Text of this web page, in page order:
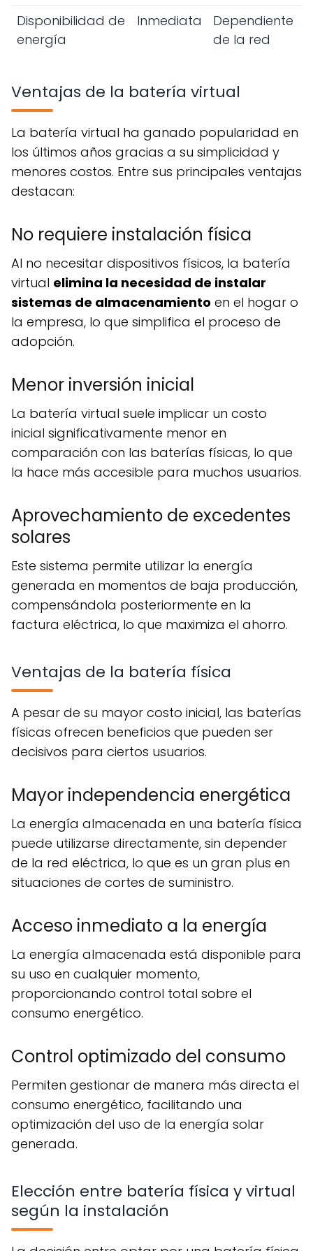
Disponibilidad de
energía
Inmediata
Dependiente
de la red
Ventajas de la batería virtual
La batería virtual ha ganado popularidad en
los últimos años gracias a su simplicidad y
menores costos. Entre sus principales ventajas
destacan:
No requiere instalación física
Al no necesitar dispositivos físicos, la batería
virtual elimina la necesidad de instalar
sistemas de almacenamiento en el hogar o
la empresa, lo que simplifica el proceso de
adopción.
Menor inversión inicial
La batería virtual suele implicar un costo
inicial significativamente menor en
comparación con las baterías físicas, lo que
la hace más accesible para muchos usuarios.
Aprovechamiento de excedentes
solares
Este sistema permite utilizar la energía
generada en momentos de baja producción,
compensándola posteriormente en la
factura eléctrica, lo que maximiza el ahorro.
Ventajas de la batería física
A pesar de su mayor costo inicial, las baterías
físicas ofrecen beneficios que pueden ser
decisivos para ciertos usuarios.
Mayor independencia energética
La energía almacenada en una batería física
puede utilizarse directamente, sin depender
de la red eléctrica, lo que es un gran plus en
situaciones de cortes de suministro.
Acceso inmediato a la energía
La energía almacenada está disponible para
su uso en cualquier momento,
proporcionando control total sobre el
consumo energético.
Control optimizado del consumo
Permiten gestionar de manera más directa el
consumo energético, facilitando una
optimización del uso de la energía solar
generada.
Elección entre batería física y virtual
según la instalación